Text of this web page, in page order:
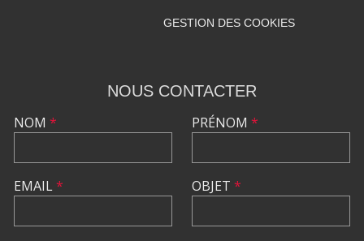
GESTION DES COOKIES
NOUS CONTACTER
NOM *
EMAIL*
PRÉNOM *
OBJET *